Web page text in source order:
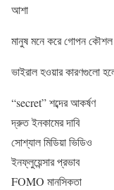
আশা
মানুষ মনে করে গোপন
ভাইরাল হওয়ার কারণগুলো
“secret” শব্দের আকর্ষণ
দ্রুত ইনকামের দাবি
সোশ্যাল মিডিয়া ভিডিও
ইনফ্লুয়েন্সার প্রভাব
FOMO মানসিকতা